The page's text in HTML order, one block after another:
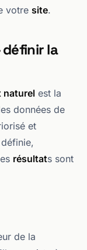
votre site.
définir la
naturel est la
données de
et
résultats sont
de la